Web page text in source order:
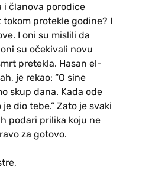
i članova porodice
protekle godine? I
I oni su mislili da
su očekivali novu
pretekla. Hasan el-
je rekao: “O sine
skup dana. Kada ode
dio tebe.” Zato je svaki
podari prilika koju ne
za gotovo.